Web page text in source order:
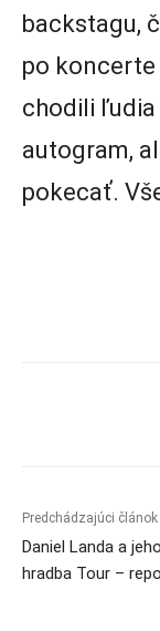
backstagu,
po
chodili
autogram,
pokecať.
Predchádzajúci článok
Daniel Landa a
hradba Tour –